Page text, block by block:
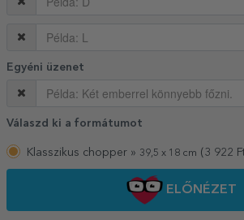
Egyéni üzenet
Válaszd ki a formátumot
Klasszikus chopper » 39,5 x 18 cm (3 922
ELŐNÉZET